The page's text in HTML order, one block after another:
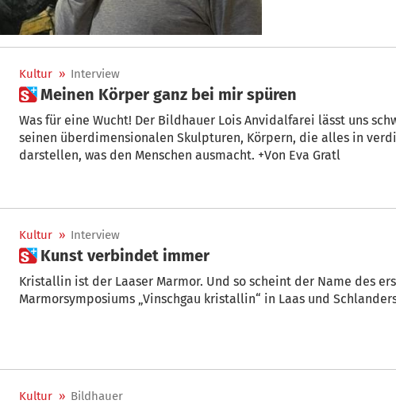
Kultur » Interview
 Meinen Körper ganz bei mir spüren
Was für eine Wucht! Der Bildhauer Lois Anvidalfarei lässt uns
seinen überdimensionalen Skulpturen, Körpern, die alles in
darstellen, was den Menschen ausmacht. +Von Eva Gratl
Kultur » Interview
 Kunst verbindet immer
Kristallin ist der Laaser Marmor. Und so scheint der Name des ersten
Marmorsymposiums „Vinschgau kristallin“ in Laas und
Kultur » Bildhauer